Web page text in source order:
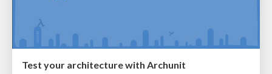
Test your architecture with Archunit